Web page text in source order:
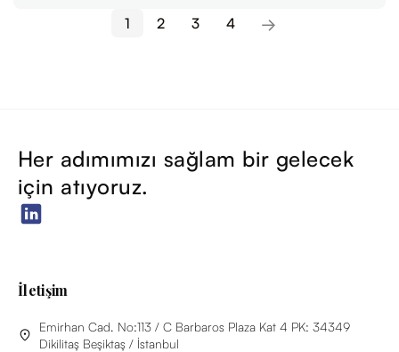
1 2 3 4
Her adımımızı sağlam bir gelecek
için atıyoruz.
İletişim
Emirhan Cad. No:113 / C Barbaros Plaza Kat 4 PK: 34349
Dikilitaş Beşiktaş / İstanbul